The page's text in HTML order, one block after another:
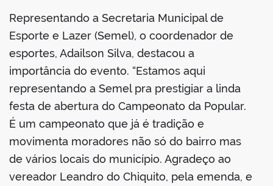
Representando a Secretaria Municipal de
Esporte e Lazer (Semel), o coordenador de
esportes, Adailson Silva, destacou a
importância do evento. “Estamos aqui
representando a Semel pra prestigiar a linda
festa de abertura do Campeonato da Popular.
É um campeonato que já é tradição e
movimenta moradores não só do bairro mas
de vários locais do município. Agradeço ao
vereador Leandro do Chiquito, pela emenda, e